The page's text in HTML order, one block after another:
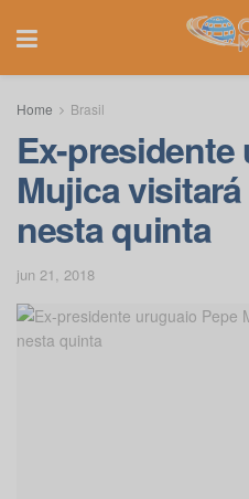
Home Brasil
Ex-
Mujica
nesta quinta
jun 21, 2018